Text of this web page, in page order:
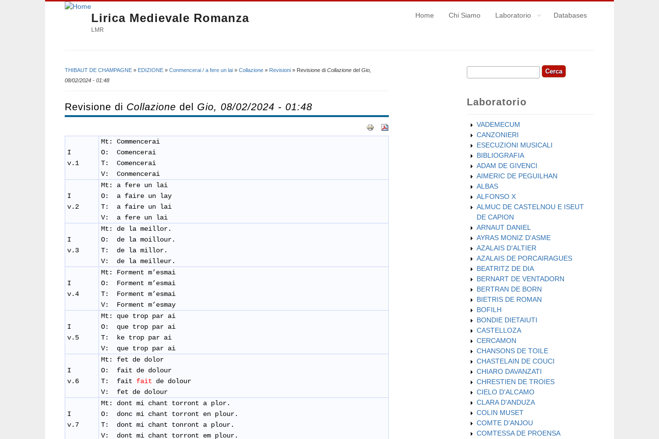
Lirica Medievale Romanza
LMR
Home Chi Siamo Laboratorio Databases
Tu sei qui
THIBAUT DE CHAMPAGNE » EDIZIONE » Conmencerai / a fere un lai » Collazione » Revisioni » Revisione di Collazione del Gio,
08/02/2024 - 01:48
Revisione di Collazione del Gio, 08/02/2024 - 01:48
I
v.1
Mt: Commencerai
O: Comencerai
T: Comencerai
​V: Conmencerai
I
v.2
Mt: a fere un lai
O: a faire un lay
T: a faire un lai
V: a fere un lai
I
v.3
Mt: de la meillor.
O: de la moillour.
T: de la millor.
V: de la meilleur.
I
v.4
Mt: Forment m’esmai
O: Forment m’esmai
T: Forment m’esmai
V: Forment m’esmay
I
v.5
Mt: que trop par ai
O: que trop par ai
T: ke trop par ai
V: que trop par ai
I
v.6
Mt: fet de dolor
O: fait de dolour
T: fait fait de dolour
V: fet de dolour
I
v.7
Mt: dont mi chant torront a plor.
O: donc mi chant torront en plour.
T: dont mi chant tonront a plour.
V: dont mi chant torront em plour.
Form di ricerca
Cerca
Laboratorio
VADEMECUM
CANZONIERI
ESECUZIONI MUSICALI
BIBLIOGRAFIA
ADAM DE GIVENCI
AIMERIC DE PEGUILHAN
ALBAS
ALFONSO X
ALMUC DE CASTELNOU E ISEUT
DE CAPION
ARNAUT DANIEL
AYRAS MONIZ D'ASME
AZALAIS D'ALTIER
AZALAIS DE PORCAIRAGUES
BEATRITZ DE DIA
BERNART DE VENTADORN
BERTRAN DE BORN
BIETRIS DE ROMAN
BOFILH
BONDIE DIETAIUTI
CASTELLOZA
CERCAMON
CHANSONS DE TOILE
CHASTELAIN DE COUCI
CHIARO DAVANZATI
CHRESTIEN DE TROIES
CIELO D'ALCAMO
CLARA D'ANDUZA
COLIN MUSET
COMTE D'ANJOU
COMTESSA DE PROENSA